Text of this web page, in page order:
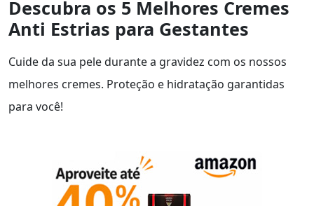
Descubra os 5 Melhores Cremes
Anti Estrias para Gestantes
Cuide da sua pele durante a gravidez com os nossos
melhores cremes. Proteção e hidratação garantidas
para você!